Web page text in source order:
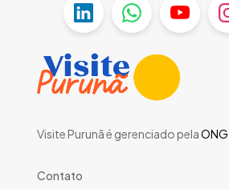
Visite Purunã é gerenciado pelaONG
Contato